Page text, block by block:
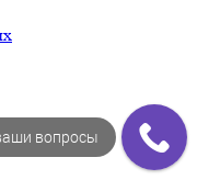
вопросы